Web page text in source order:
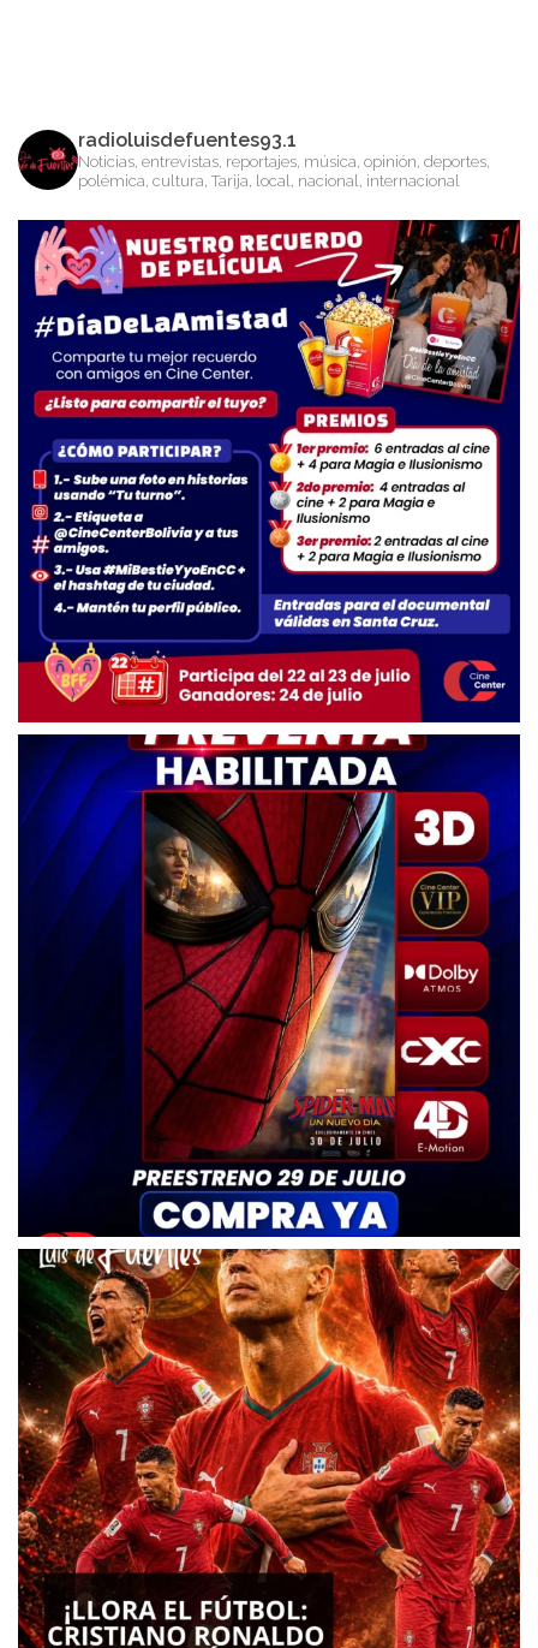
radioluisdefuentes93.1
Noticias, entrevistas, reportajes, música, opinión, deportes,
polémica, cultura, Tarija, local, nacional, internacional